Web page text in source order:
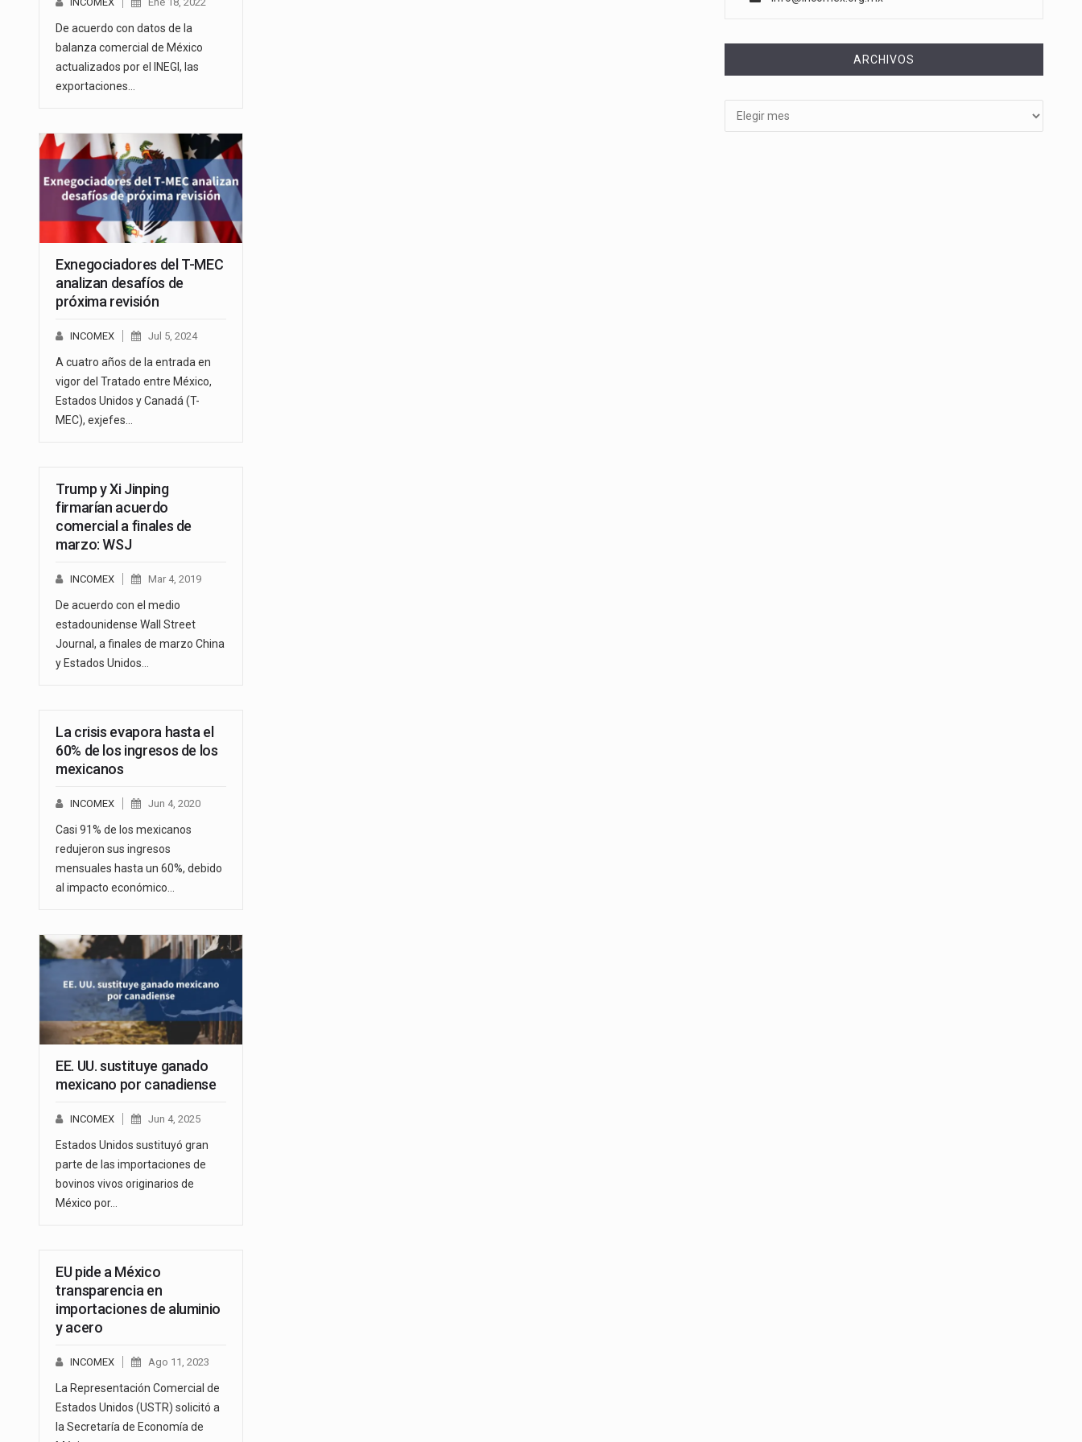
De acuerdo con datos de la
balanza comercial de México
actualizados por el INEGI, las
exportaciones…
Exnegociadores del T-MEC
analizan desafíos de
próxima revisión
INCOMEX Jul 5, 2024
A cuatro años de la entrada en
vigor del Tratado entre México,
Estados Unidos y Canadá (T-
MEC), exjefes…
Trump y Xi Jinping
firmarían acuerdo
comercial a finales de
marzo: WSJ
INCOMEX Mar 4, 2019
De acuerdo con el medio
estadounidense Wall Street
Journal, a finales de marzo China
y Estados Unidos…
La crisis evapora hasta el
60% de los ingresos de los
mexicanos
INCOMEX Jun 4, 2020
Casi 91% de los mexicanos
redujeron sus ingresos
mensuales hasta un 60%, debido
al impacto económico…
EE. UU. sustituye ganado
mexicano por canadiense
INCOMEX Jun 4, 2025
Estados Unidos sustituyó gran
parte de las importaciones de
bovinos vivos originarios de
México por…
EU pide a México
transparencia en
importaciones de aluminio
y acero
INCOMEX Ago 11, 2023
La Representación Comercial de
Estados Unidos (USTR) solicitó a
la Secretaría de Economía de
ARCHIVOS